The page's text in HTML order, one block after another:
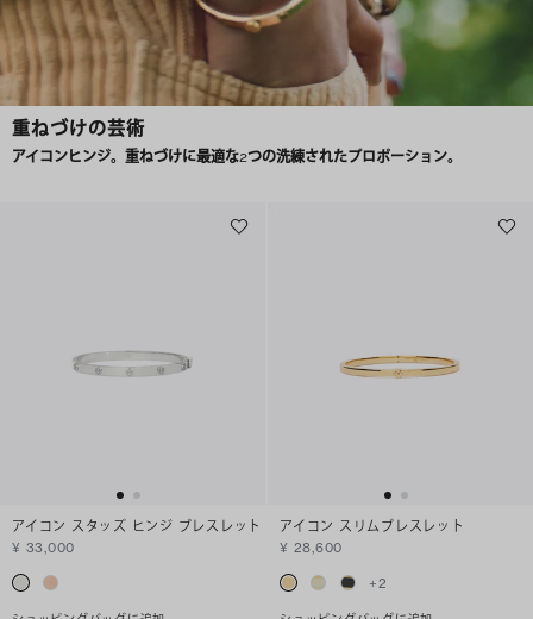
重ねづけの芸術
アイコンヒンジ。重ねづけに最適な2つの洗練されたプロポーション。
アイコン スタッズ ヒンジ ブレスレット
¥ 33,000
アイコン スリムブレスレット
¥ 28,600
+2